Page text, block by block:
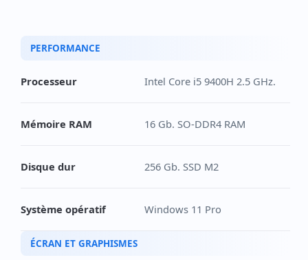
PERFORMANCE
Processeur Intel Core i5 9400H 2.5 GHz.
Mémoire RAM 16 Gb. SO-DDR4 RAM
Disque dur 256 Gb. SSD M2
Système opératif Windows 11 Pro
ÉCRAN ET GRAPHISMES